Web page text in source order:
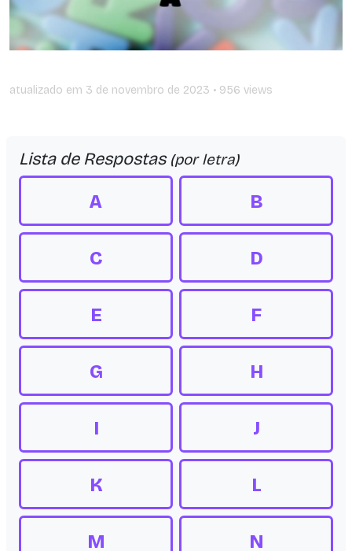
atualizado em 3 de novembro de 2023 • 956 views
Lista de Respostas (por letra)
A B
C D
E F
G H
I J
K L
M N